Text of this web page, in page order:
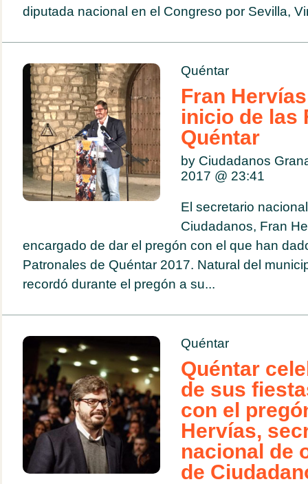
diputada nacional en el Congreso por Sevilla,
Quéntar
Fran
inicio de las
Quéntar
by Ciudadanos
2017 @ 23:41
El secretario
Ciudadanos, Fran
encargado de dar el pregón con el que han
Patronales de Quéntar 2017. Natural del
recordó durante el pregón a su...
Quéntar
Quéntar
de sus
con el
Hervías,
nacional de
de